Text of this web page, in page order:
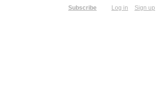
Log in Sign up
Subscribe